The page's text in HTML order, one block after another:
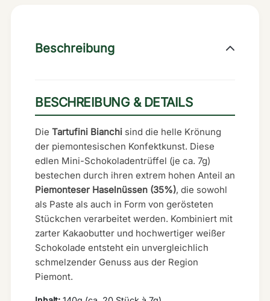
Beschreibung
BESCHREIBUNG & DETAILS
Die Tartufini Bianchi sind die helle Krönung
der piemontesischen Konfektkunst. Diese
edlen Mini-Schokoladentrüffel (je ca. 7g)
bestechen durch ihren extrem hohen Anteil an
Piemonteser Haselnüssen (35%), die sowohl
als Paste als auch in Form von gerösteten
Stückchen verarbeitet werden. Kombiniert mit
zarter Kakaobutter und hochwertiger weißer
Schokolade entsteht ein unvergleichlich
schmelzender Genuss aus der Region
Piemont.